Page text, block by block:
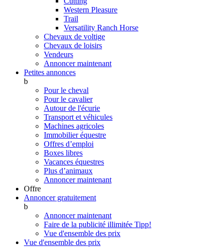
Western Pleasure
Trail
Versatility Ranch Horse
Chevaux de voltige
Chevaux de loisirs
Vendeurs
Annoncer maintenant
Petites annonces
b
Pour le cheval
Pour le cavalier
Autour de l'écurie
Transport et véhicules
Machines agricoles
Immobilier équestre
Offres d’emploi
Boxes libres
Vacances équestres
Plus d’animaux
Annoncer maintenant
Offre
Annoncer gratuitement
b
Annoncer maintenant
Faire de la publicité illimitée Tipp!
Vue d'ensemble des prix
Vue d'ensemble des prix